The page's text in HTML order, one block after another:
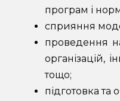
програм і
сприяння
проведення
організацій,
тощо;
підготовка